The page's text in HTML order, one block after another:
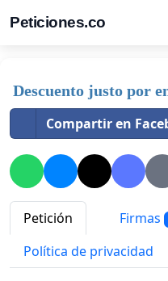
Peticiones.co
Descuento justo por
Compartir en
Petición Firmas
Política de privacidad